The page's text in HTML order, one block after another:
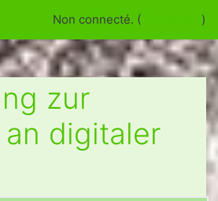
Non connecté. ( )
zur
digitaler